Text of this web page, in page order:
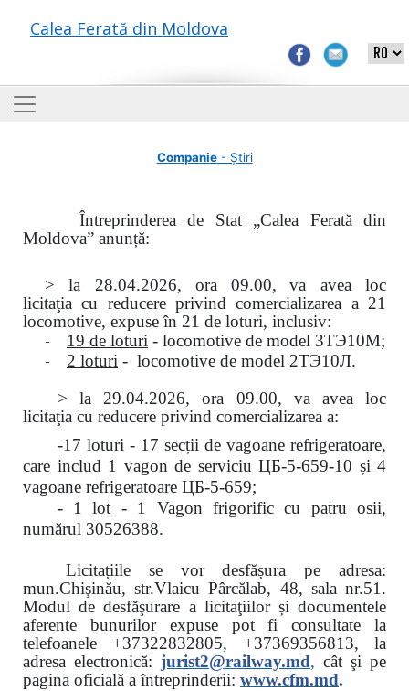
Calea Ferată din Moldova
Companie- Știri
Întreprinderea de Stat „Calea Ferată din
Moldova” anunță:
> la 28.04.2026, ora 09.00,
va avea loc
licitaţiacu reducere privind comercializarea a 21
locomotive, expuse în 21 de loturi, inclusiv:
- 19 de loturi - locomotive de model 3ТЭ10М;
- 2 loturi - locomotive de model 2ТЭ10Л.
> la 29.04.2026, ora 09.00, va avea loc
licitaţia cu reducere privind comercializarea a:
-17 loturi - 17 secții de vagoane refrigeratoare,
care includ 1 vagon de serviciu ЦБ-5-659-10 și 4
vagoane refrigeratoare ЦБ-5-659;
- 1 lot - 1 Vagon frigorific cu patru osii,
numărul 30526388.
Licitațiile se vor desfășura pe adresa:
mun.Chişinău, str.Vlaicu Pârcălab, 48, sala nr.51.
Modul de desfăşurare a licitaţiilor și documentele
aferente bunurilor expuse pot fi consultate la
telefoanele +37322832805, +37369356813, la
adresa electronică: jurist2@railway.md, cât şi pe
pagina oficială a întreprinderii: www.cfm.md.